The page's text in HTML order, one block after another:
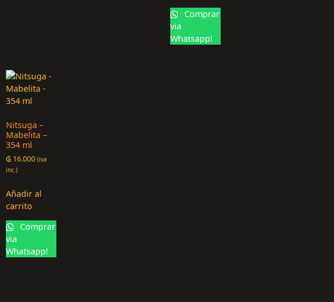
Comprar
via
Whatsapp!
Nitsuga –
Mabelita –
354 ml
₲ 16.000 (iva
inc.)
Añadir al
carrito
Comprar
via
Whatsapp!